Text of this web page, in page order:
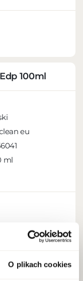
O plikach cookies
100ml
eu
ml